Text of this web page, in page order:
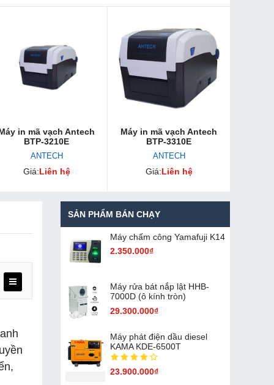
in mã vạch Antech
BTP-3210E
ANTECH
Giá:Liên hệ
Máy in mã vạch Antech
BTP-3310E
ANTECH
Giá:Liên hệ
SẢN PHẨM BÁN CHẠY
Máy chấm cô​ng Yamafuji K14
2.350.000₫
Máy rửa bát nắp lật HHB-
7000D (ô kính tròn)
29.300.000₫
Máy phát điện dầu diesel
KAMA KDE-6500T
23.900.000₫